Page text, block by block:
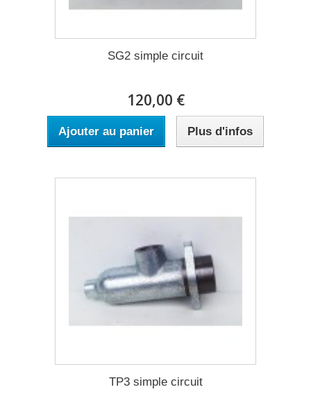
SG2 simple circuit
120,00 €
Ajouter au panier Plus d'infos
TP3 simple circuit